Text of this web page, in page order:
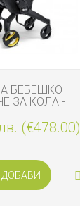
БЕБЕШКО
ЗА КОЛА -
GREEN
(€478.00)
ДОБАВИ